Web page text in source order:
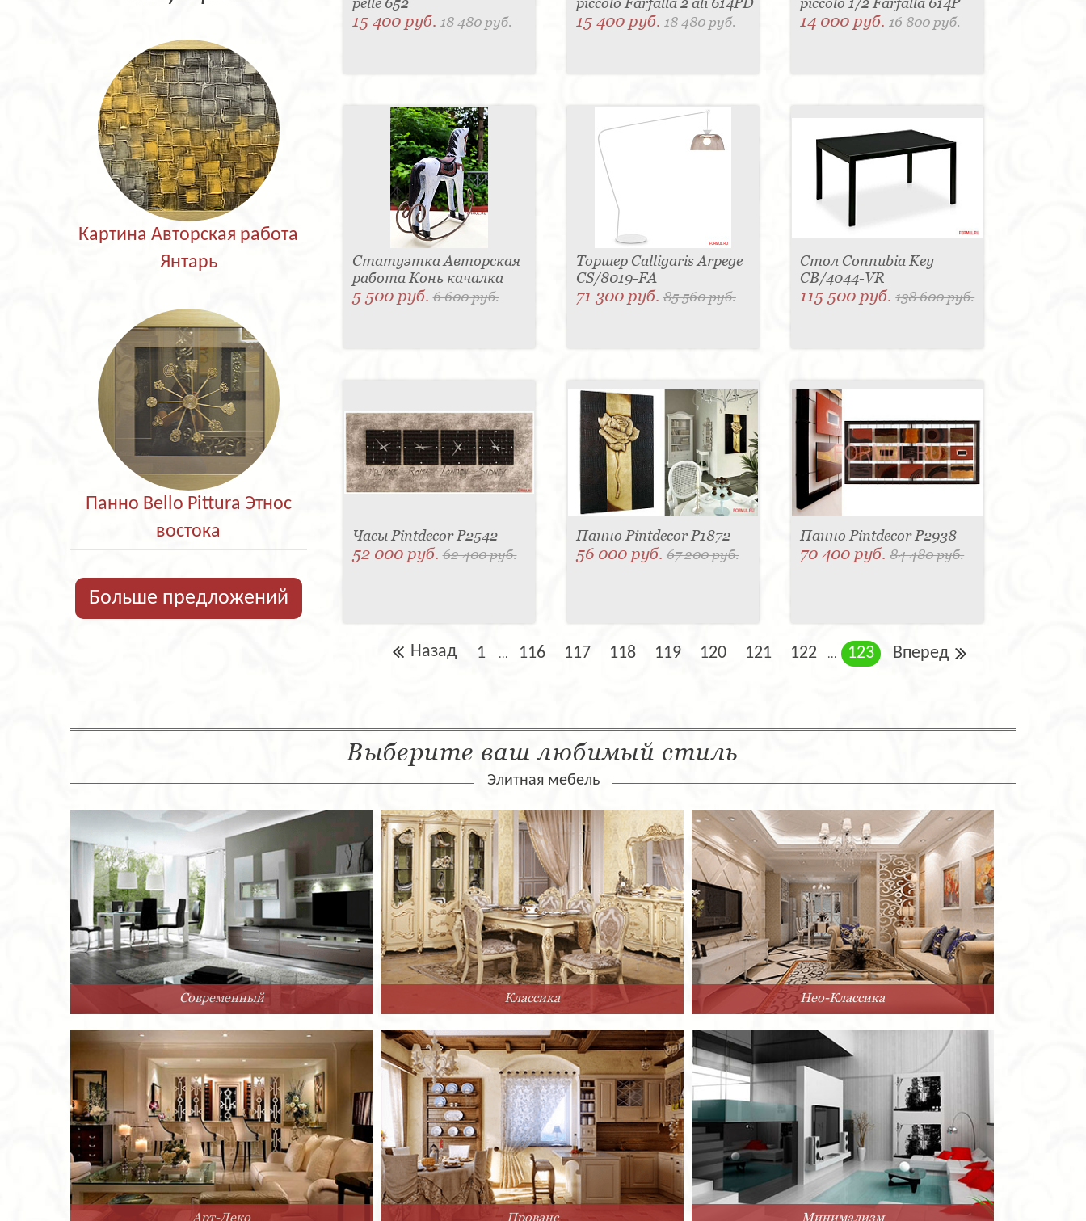
Картина Авторская работа
Янтарь
Панно Bello Pittura Этнос
востока
Больше предложений
15 400 руб.18 480 руб. 15 400 руб. 18 480 руб. 14 000 руб.16 800 руб.
Статуэтка Авторская
работа Конь качалка
5 500 руб.6 600 руб.
Торшер Calligaris Arpege
CS/8019-FA
71 300 руб. 85 560 руб.
Стол Connubia Key
CB/4044-VR
115 500 руб.138 600 руб.
Часы Pintdecor P2542
52 000 руб.62 400 руб.
Панно Pintdecor P1872
56 000 руб. 67 200 руб.
Панно Pintdecor P2938
70 400 руб.84 480 руб.
Назад 1 ... 116 117 118 119 120 121 122 ... 123 Вперед
Выберите ваш любимый стиль
Элитная мебель
Современный Классика Нео-Классика
Арт-Деко Прованс Минимализм